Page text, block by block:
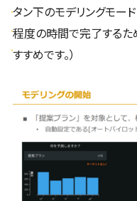
タン下のモデリングモー
程度の時間で完了するた
すすめです。）